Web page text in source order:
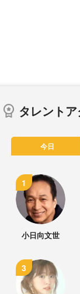
タレント
今日
小日向文世